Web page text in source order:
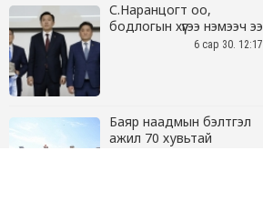
С.Наранцогт оо,
бодлогын хүүгээ нэмээч ээ
6 сар 30. 12:17
Баяр наадмын бэлтгэл
ажил 70 хувьтай